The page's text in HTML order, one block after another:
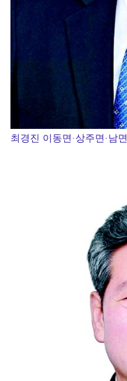
최경진 이동면·상주면·남면